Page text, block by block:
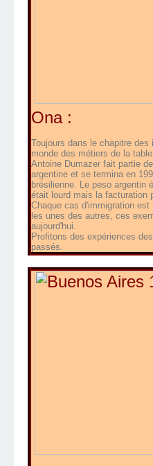
Ona :
Toujours dans le chapitre
monde des métiers de la
Antoine Dumazer fait partie
argentine et se termina en
brésilienne. Le peso argentin
était lourd mais la facturation
Chaque cas d'immigration
les unes des autres, ces
aujourd'hui.
Profitons des expériences
passés.